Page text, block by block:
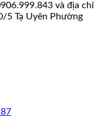
và địa chỉ
5 Tạ Uyên Phường